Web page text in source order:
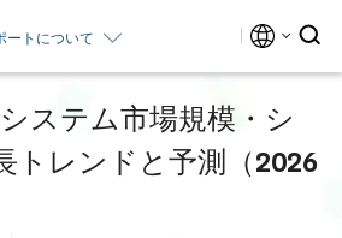
ートについて
ステム市場規模・シ
トレンドと予測（2026